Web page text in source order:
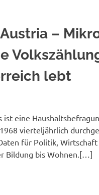
–
lebt
ist eine
vierteljährlich
für Politik, Wirtschaft
Bildung bis Wohnen.[…]